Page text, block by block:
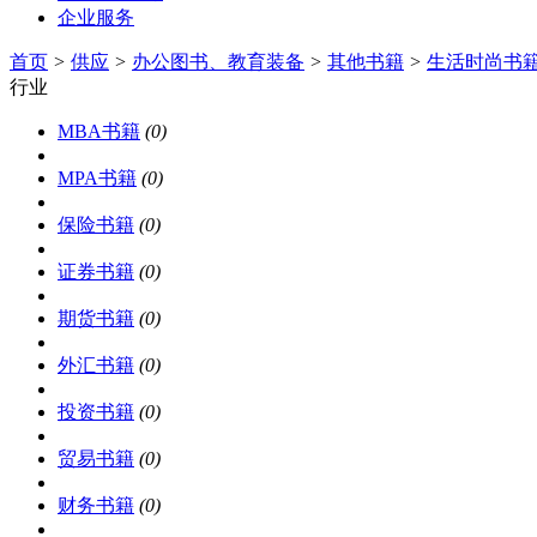
企业服务
首页 > 供应 > 办公图书、教育装备 > 其他书籍 > 生活时尚书
行业
MBA书籍 (0)
MPA书籍 (0)
保险书籍 (0)
证券书籍 (0)
期货书籍 (0)
外汇书籍 (0)
投资书籍 (0)
贸易书籍 (0)
财务书籍 (0)